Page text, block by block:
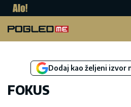
Dodaj kao željeni izvor
FOKUS